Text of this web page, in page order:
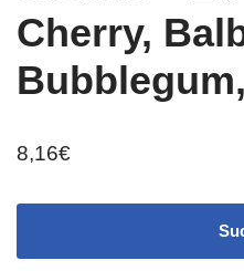
Cherry,
8,16€